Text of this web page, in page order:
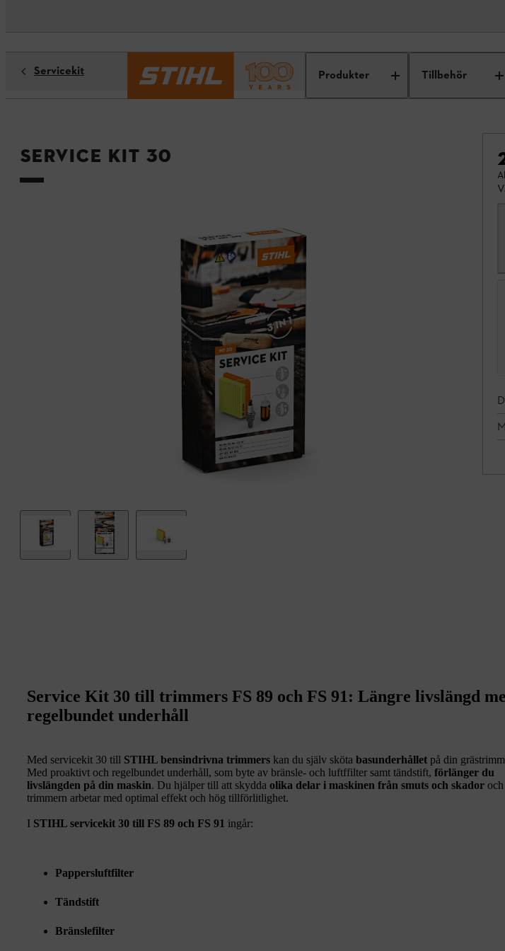
Produkter Tillbehör
Servicekit
Service Kit 30
Service Kit 30 till trimmers FS 89 och FS 91: Längre livslängd
regelbundet underhåll
Med servicekit 30 till STIHL bensindrivna trimmers kan du själv sköta basunderhållet på din
Med proaktivt och regelbundet underhåll, som byte av bränsle- och luftffilter samt tändstift, förlänger du
livslängden på din maskin. Du hjälper till att skydda olika delar i maskinen från smuts och skador och
trimmern arbetar med optimal effekt och hög tillförlitlighet.
I STIHL servicekit 30 till FS 89 och FS 91 ingår:
Pappersluftfilter
Tändstift
Bränslefilter